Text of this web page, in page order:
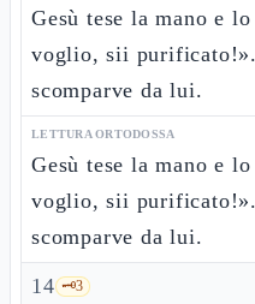
Gesù tese la mano e
voglio, sii
scomparve da lui.
LETTURA ORTODOSSA
Gesù tese la mano e
voglio, sii
scomparve da lui.
14 🗝️3